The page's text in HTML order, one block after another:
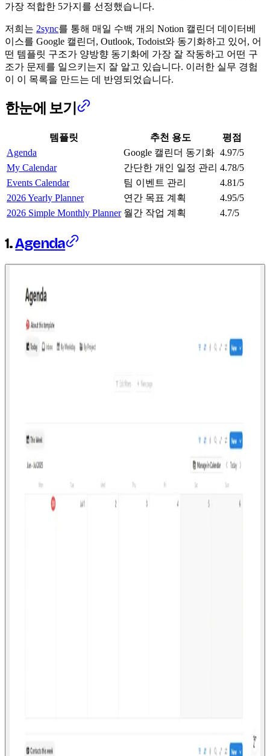
가장 적합한 5가지를 선정했습니다.
저희는 2sync를 통해 매일 수백 개의 Notion 캘린더 데이터베
이스를 Google 캘린더, Outlook, Todoist와 동기화하고 있어, 어
떤 템플릿 구조가 양방향 동기화에 가장 잘 작동하고 어떤 구
조가 문제를 일으키는지 잘 알고 있습니다. 이러한 실무 경험
이 이 목록을 만드는 데 반영되었습니다.
한눈에 보기
템플릿 추천 용도
평점
Agenda
Google 캘린더 동기화 4.97/5
My Calendar
간단한 개인 일정 관리 4.78/5
Events Calendar
팀 이벤트 관리
4.81/5
2026 Yearly Planner
연간 목표 계획
4.95/5
2026 Simple Monthly Planner 월간 작업 계획 4.7/5
1.Agenda